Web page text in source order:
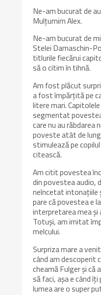
Ne-am bucurat de
Mulțumim Alex.
Ne-am bucurat de
Stelei Damaschin-
titlurile fiecărui
să o citim în tihnă.
Am fost plăcut
a fost împărțită pe
litere mari.
segmentat
care nu au răbdarea
poveste atât de
stimulează pe
citească.
Am citit povestea
din povestea audio,
neîncetat intonațiile
pare că povestea e
interpretarea mea și
Totuși, am imitat
melcului.
Surpriza mare a
când am descoperit
cheamă Fulger și că
să faci, așa e când
lumea are o super